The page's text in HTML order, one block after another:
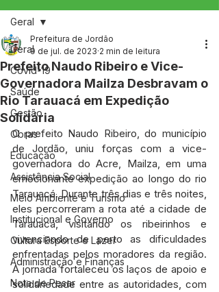
Geral
Covid-19
Saúde
Gestão
Obras
Educação
Assistência Social
Meio Ambiente e Turismo
Institucional e Governo
Cultura Esporte e Lazer
Administração e Finanças
Nota de Pesar
Geral
Prefeito Naudo Ribeiro e Vice-
Governadora Mailza Desbravam o
Rio Tarauacá em Expedição
Solidária
Prefeitura de Jordão
9 de jul. de 2023 2 min de leitura
O prefeito Naudo Ribeiro, do município
de Jordão, uniu forças com a vice-
governadora do Acre, Mailza, em uma
emocionante expedição ao longo do rio
Tarauacá. Durante três dias e três noites,
eles percorreram a rota até a cidade de
Tarauacá, visitando os ribeirinhos e
vivenciando de perto as dificuldades
enfrentadas pelos moradores da região.
A jornada fortaleceu os laços de apoio e
solidariedade entre as autoridades, com